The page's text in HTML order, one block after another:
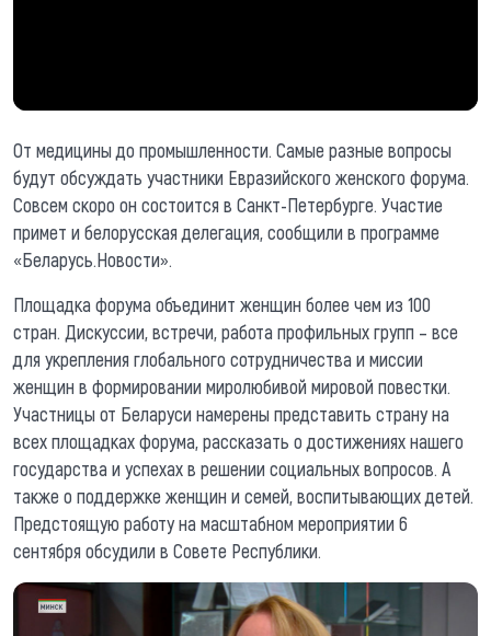
От медицины до промышленности. Самые разные вопросы
будут обсуждать участники Евразийского женского форума.
Совсем скоро он состоится в Санкт-Петербурге. Участие
примет и белорусская делегация, сообщили в программе
«Беларусь.Новости».
Площадка форума объединит женщин более чем из 100
стран. Дискуссии, встречи, работа профильных групп – все
для укрепления глобального сотрудничества и миссии
женщин в формировании миролюбивой мировой повестки.
Участницы от Беларуси намерены представить страну на
всех площадках форума, рассказать о достижениях нашего
государства и успехах в решении социальных вопросов. А
также о поддержке женщин и семей, воспитывающих детей.
Предстоящую работу на масштабном мероприятии 6
сентября обсудили в Совете Республики.